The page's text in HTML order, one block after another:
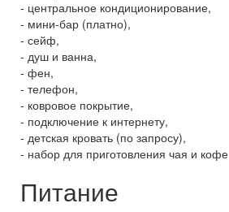
- центральное кондиционирование,
- мини-бар (платно),
- сейф,
- душ и ванна,
- фен,
- телефон,
- ковровое покрытие,
- подключение к интернету,
- детская кровать (по запросу),
- набор для приготовления чая и кофе
Питание